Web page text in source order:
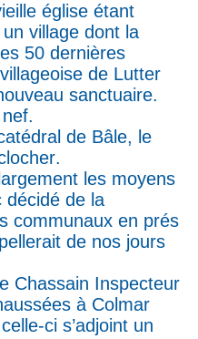
église étant
village dont la
50 dernières
de Lutter
sanctuaire.
de Bâle, le
l es moyens
décidé de la
communaux en prés
de nos jours
Chassain Inspecteur
à Colmar
ci s’adjoint un